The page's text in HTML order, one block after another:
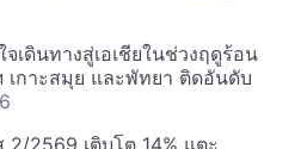
เดินทางสู่เอเชียในช่วงฤดูร้อน
เกาะสมุย และพัทยา ติดอันดับ
2/2569 เติบโต 14% แตะ